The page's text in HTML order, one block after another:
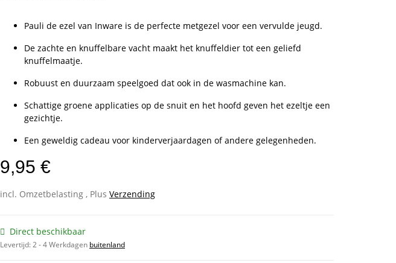
Pauli de ezel van Inware is de perfecte metgezel voor een vervulde jeugd.
De zachte en knuffelbare vacht maakt het knuffeldier tot een geliefd
knuffelmaatje.
Robuust en duurzaam speelgoed dat ook in de wasmachine kan.
Schattige groene applicaties op de snuit en het hoofd geven het ezeltje een
gezichtje.
Een geweldig cadeau voor kinderverjaardagen of andere gelegenheden.
9,95 €
incl. Omzetbelasting , Plus Verzending
Direct beschikbaar
Levertijd:2 - 4 Werkdagen buitenland